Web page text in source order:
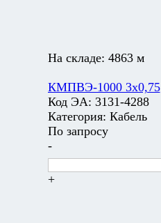
На складе: 4863 м
КМПВЭ-1000 3х0,75
Код ЭА: 3131-4288
Категория: Кабель
По запросу
-
+